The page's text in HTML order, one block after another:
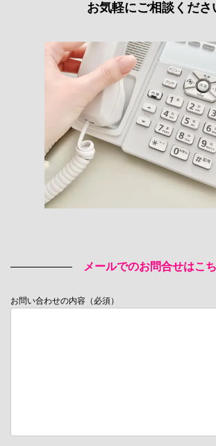
お気軽にご相談くださ
メールでのお問合せはこ
お問い合わせの内容（必須）